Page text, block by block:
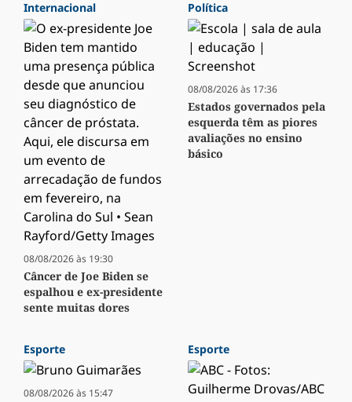
Internacional
08/08/2026 às 19:30
Câncer de Joe Biden se
espalhou e ex-presidente
sente muitas dores
Política
08/08/2026 às 17:36
Estados governados pela
esquerda têm as piores
avaliações no ensino
básico
Esporte
08/08/2026 às 15:47
Esporte